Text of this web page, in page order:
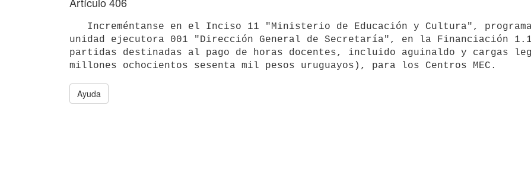
unidad ejecutora 001 "Dirección General de Secretaría", en la Financiación
partidas destinadas al pago de horas docentes, incluido aguinaldo y cargas
Ayuda